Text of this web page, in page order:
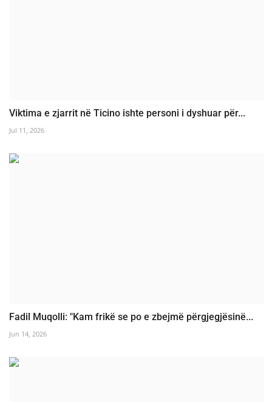
Viktima e zjarrit në Ticino ishte personi i dyshuar për...
Jul 11, 2026
Fadil Muqolli: "Kam frikë se po e zbejmë përgjegjësinë...
Jun 14, 2026